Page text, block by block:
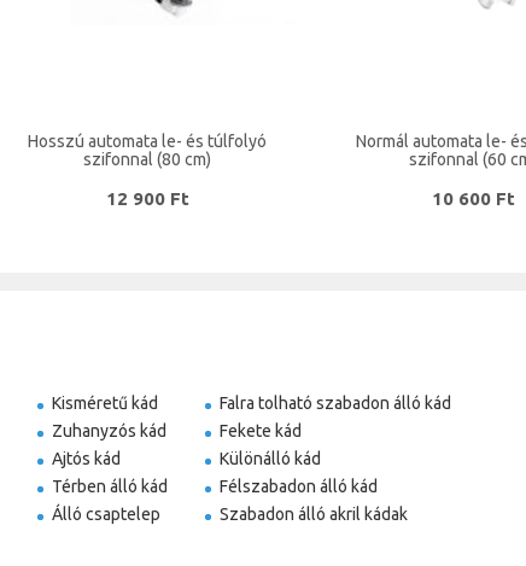
Hosszú automata le- és túlfolyó
szifonnal (80 cm)
12 900 Ft
Normál automata le-
szifonnal (60
10 600 Ft
Kisméretű kád
Zuhanyzós kád
Ajtós kád
Térben álló kád
Álló csaptelep
Falra tolható szabadon álló kád
Fekete kád
Különálló kád
Félszabadon álló kád
Szabadon álló akril kádak